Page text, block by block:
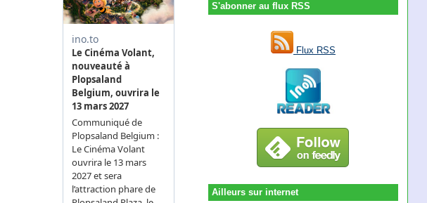
S'abonner au flux RSS
Flux RSS
Ailleurs sur internet